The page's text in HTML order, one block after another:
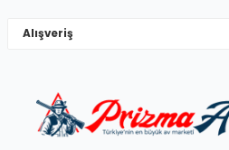
Alışveriş